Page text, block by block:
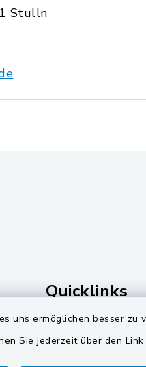
uns ermöglichen besser
Sie jederzeit über den Link
Stulln
Quicklinks
Landkreis